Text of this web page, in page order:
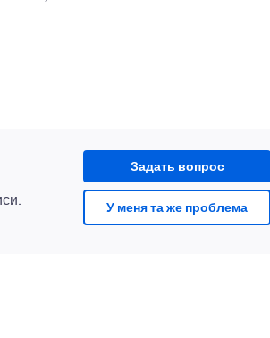
Задать вопрос
У меня та же проблема